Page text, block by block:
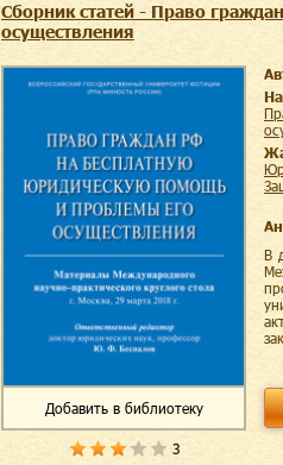
Сборник статей - Право
осуществления
Добавить в библиотеку
3
Право граждан РФ на бесплатную юридическую помощь и проблемы его
В